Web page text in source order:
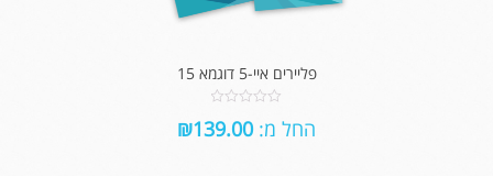
פליירים איי-5 דוגמא 15
out
החל מ: ₪139.00